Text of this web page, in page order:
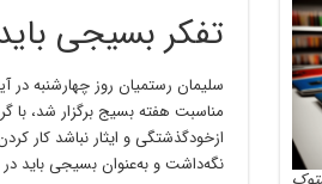
تفکر بسیجی
سلیمان رستمیان روز چهارشنبه در
مناسبت هفته بسیج برگزار شد، با
ازخودگذشتگی و ایثار نباشد کار
نگه‌داشت و به‌عنوان بسیجی باید